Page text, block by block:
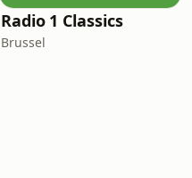
Radio 1 Classics
Brussel